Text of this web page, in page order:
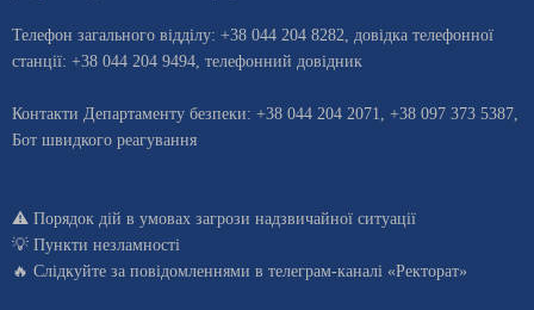
Телефон загального відділу: +38 044 204 8282 , довiдка телефонної
станцiї: +38 044 204 9494 телефонний довідник
Контакти Департаменту безпеки: +38 044 204 2071, +38 097 373 5387,
Бот швидкого реагування
⚠️ Порядок дій в умовах загрози надзвичайної ситуації
💡 Пункти незламності
🔥 Слідкуйте за повідомленнями в телеграм-каналі «Ректорат»